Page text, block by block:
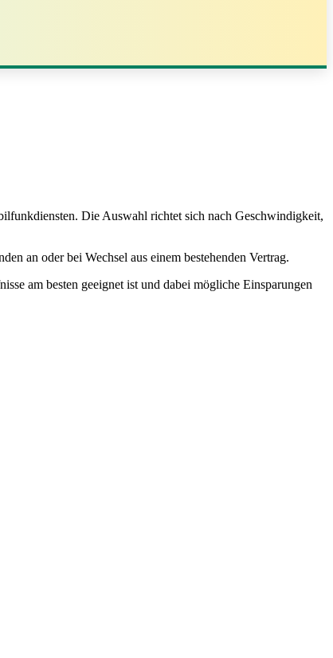
Die Auswahl richtet sich nach Geschwindigkeit,
an oder bei Wechsel aus einem bestehenden Vertrag.
am besten geeignet ist und dabei mögliche Einsparungen